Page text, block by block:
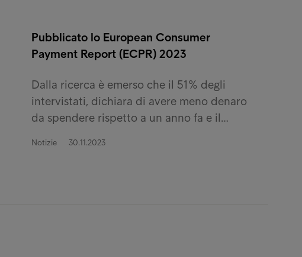
Pubblicato lo European Consumer
Payment Report (ECPR) 2023
Dalla ricerca è emerso che il 51% degli
intervistati, dichiara di avere meno denaro
da spendere rispetto a un anno fa e il…
Notizie 30.11.2023